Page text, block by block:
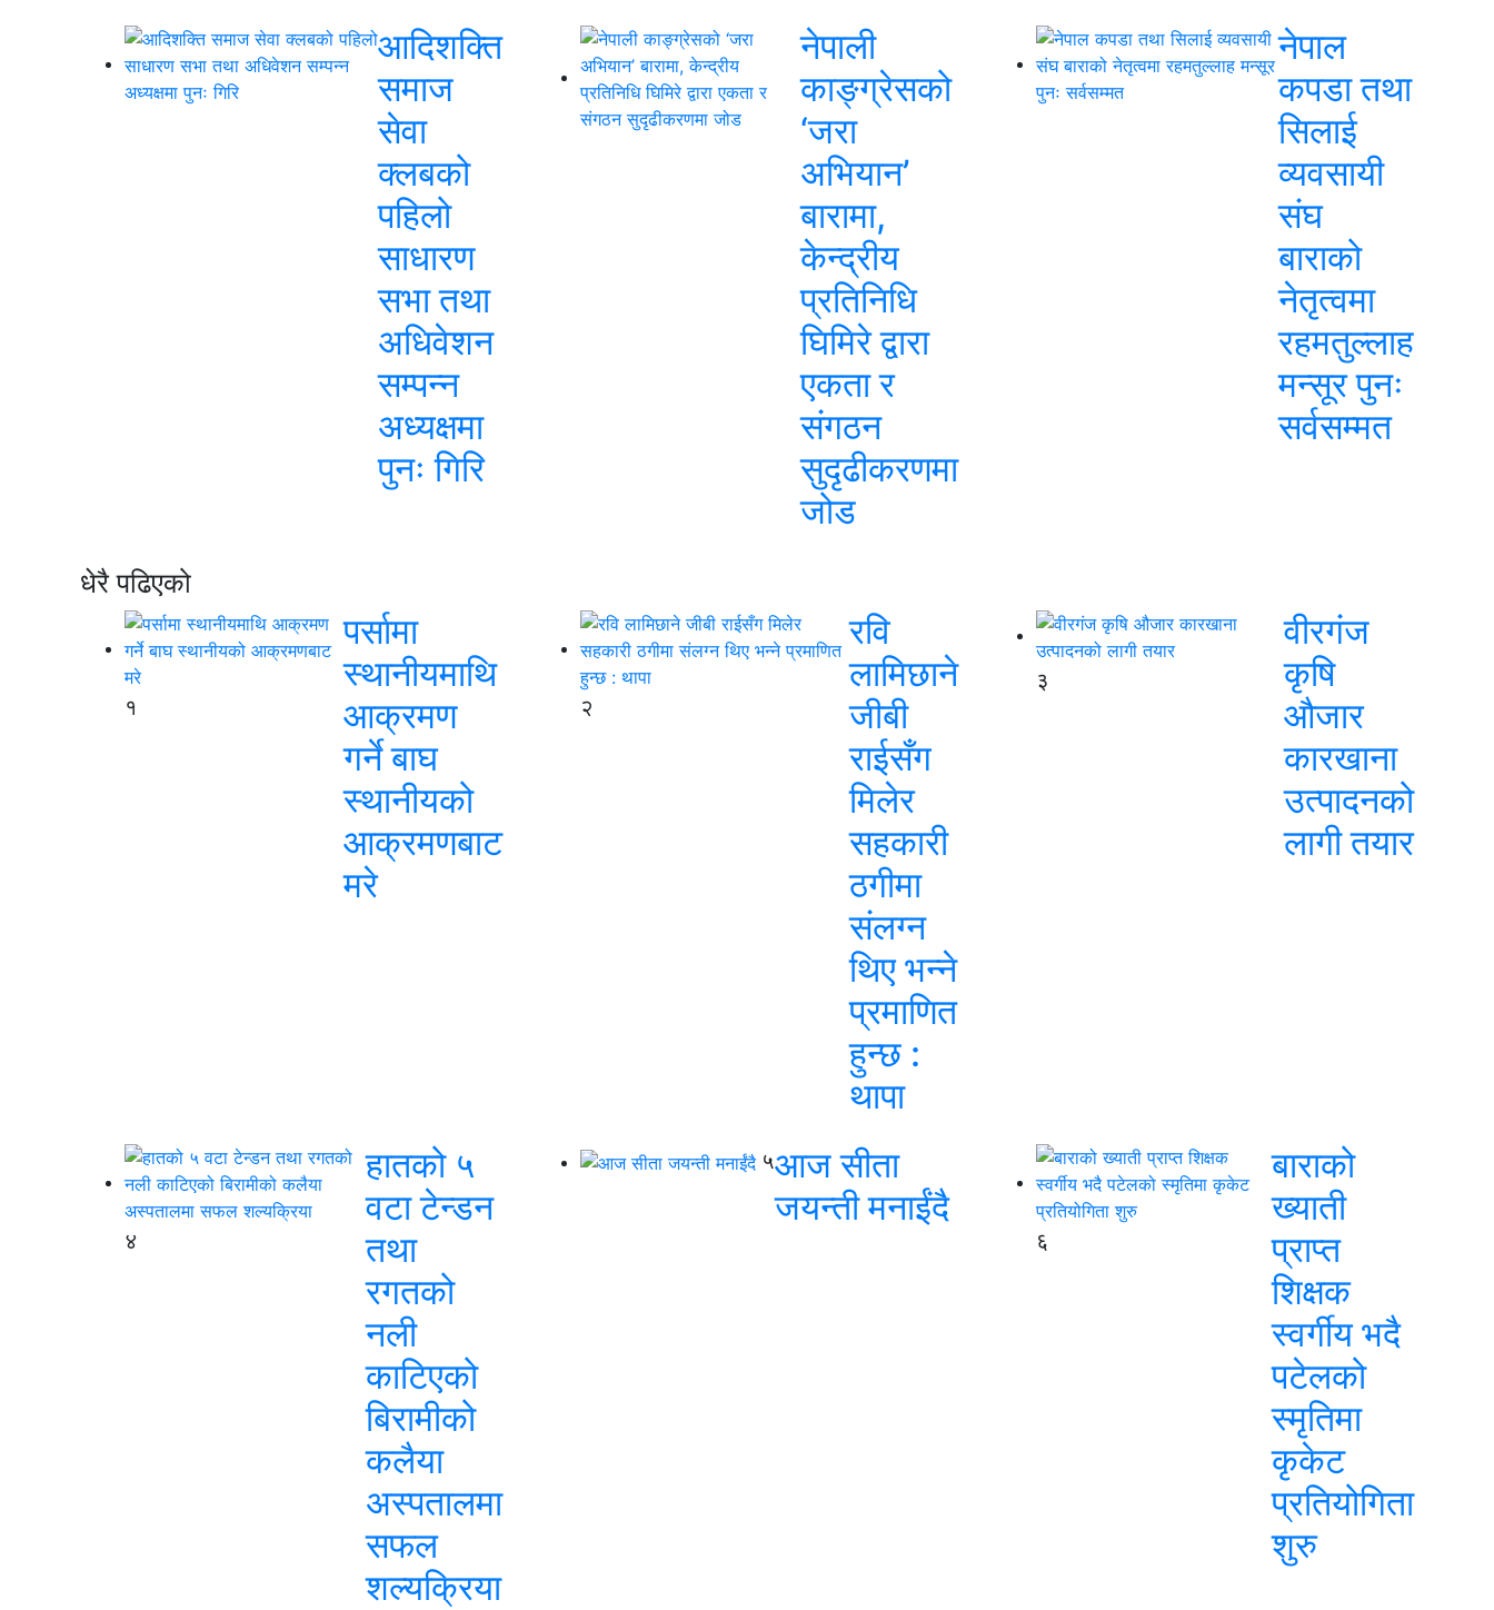
आदिशक्ति
समाज
सेवा
क्लबको
पहिलो
साधारण
सभा तथा
अधिवेशन
सम्पन्न
अध्यक्षमा
पुनः गिरि
नेपाली
काङ्ग्रेसको
‘जरा
अभियान’
बारामा,
केन्द्रीय
प्रतिनिधि
घिमिरे द्वारा
एकता र
संगठन
सुदृढीकरणमा
जोड
नेपाल
कपडा तथा
सिलाई
व्यवसायी
संघ
बाराको
नेतृत्वमा
रहमतुल्लाह
मन्सूर पुनः
सर्वसम्मत
धेरै पढिएको
१
पर्सामा
स्थानीयमाथि
आक्रमण
गर्ने बाघ
स्थानीयको
आक्रमणबाट
मरे
२
रवि
लामिछाने
जीबी
राईसँग
मिलेर
सहकारी
ठगीमा
संलग्न
थिए भन्ने
प्रमाणित
हुन्छ :
थापा
३
वीरगंज
कृषि
औजार
कारखाना
उत्पादनको
लागी तयार
४
हातको ५
वटा टेन्डन
तथा
रगतको
नली
काटिएको
बिरामीको
कलैया
अस्पतालमा
सफल
शल्यक्रिया
५आज सीता
जयन्ती मनाईंदै
६
बाराको
ख्याती
प्राप्त
शिक्षक
स्वर्गीय भदै
पटेलको
स्मृतिमा
कृकेट
प्रतियोगिता
शुरु